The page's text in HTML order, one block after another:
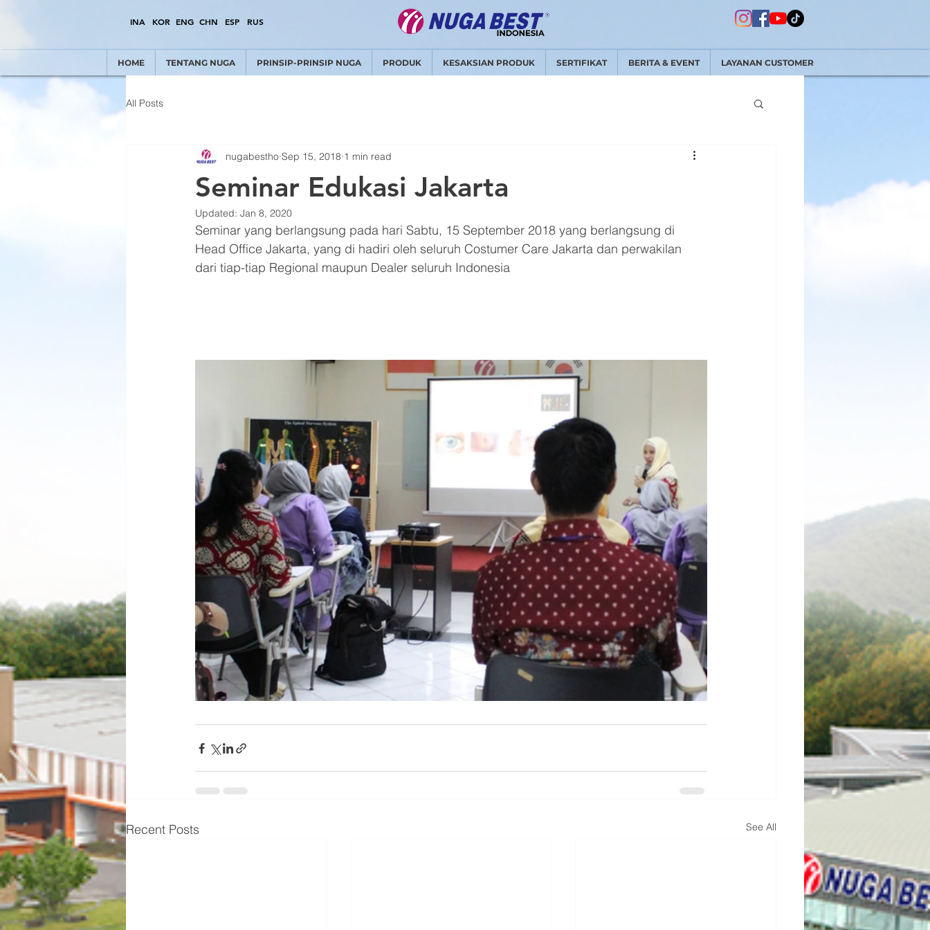
INA KOR ENG CHN ESP RUS
HOME TENTANG NUGA PRINSIP-PRINSIP NUGA PRODUK KESAKSIAN PRODUK SERTIFIKAT BERITA & EVENT LAYANAN CUSTOMER
All Posts
Seminar Edukasi Jakarta
nugabestho Sep 15, 2018 1 min read
Updated: Jan 8, 2020
Seminar yang berlangsung pada hari Sabtu, 15 September 2018 yang berlangsung di
Head Office Jakarta, yang di hadiri oleh seluruh Costumer Care Jakarta dan perwakilan
dari tiap-tiap Regional maupun Dealer seluruh Indonesia
Recent Posts See All